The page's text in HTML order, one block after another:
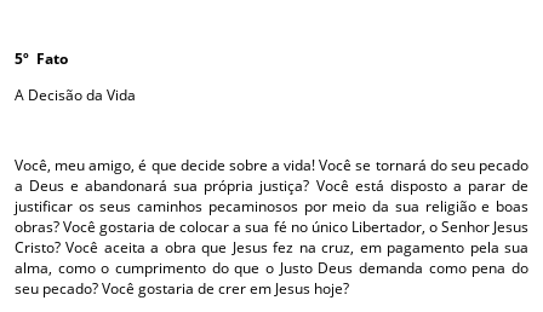
5º Fato
A Decisão da Vida
Você, meu amigo, é que decide sobre a vida! Você se tornará do seu pecado
a Deus e abandonará sua própria justiça? Você está disposto a parar de
justificar os seus caminhos pecaminosos por meio da sua religião e boas
obras? Você gostaria de colocar a sua fé no único Libertador, o Senhor Jesus
Cristo? Você aceita a obra que Jesus fez na cruz, em pagamento pela sua
alma, como o cumprimento do que o Justo Deus demanda como pena do
seu pecado? Você gostaria de crer em Jesus hoje?